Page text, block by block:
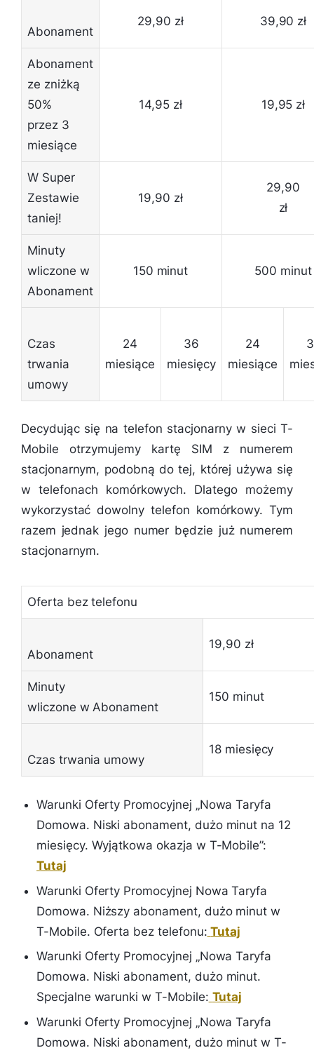
Abonament
29,90 zł 39,90 zł
Abonament
ze zniżką
50%
przez 3
miesiące
14,95 zł 19,95 zł
W Super
Zestawie
taniej!
19,90 zł
29,90
zł
Minuty
wliczone w
Abonament
150 minut 500 minut
Czas
trwania
umowy
24
miesiące
36
miesięcy
24
miesiące
Decydując się na telefon stacjonarny w sieci T-
Mobile otrzymujemy kartę SIM z numerem
stacjonarnym, podobną do tej, której używa się
w telefonach komórkowych. Dlatego możemy
wykorzystać dowolny telefon komórkowy. Tym
razem jednak jego numer będzie już numerem
stacjonarnym.
Oferta bez telefonu
Abonament
19,90 zł
Minuty
wliczone w Abonament
150 minut
Czas trwania umowy
18 miesięcy
Warunki Oferty Promocyjnej „Nowa Taryfa
Domowa. Niski abonament, dużo minut na 12
miesięcy. Wyjątkowa okazja w T-Mobile”:
Tutaj
Warunki Oferty Promocyjnej Nowa Taryfa
Domowa. Niższy abonament, dużo minut w
T-Mobile. Oferta bez telefonu: Tutaj
Warunki Oferty Promocyjnej „Nowa Taryfa
Domowa. Niski abonament, dużo minut.
Specjalne warunki w T-Mobile: Tutaj
Warunki Oferty Promocyjnej „Nowa Taryfa
Domowa. Niski abonament, dużo minut w T-